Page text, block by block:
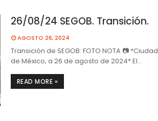
26/08/24 SEGOB. Transición.
AGOSTO 26, 2024
Transición de SEGOB: FOTO NOTA 📷 *Ciudad
de México, a 26 de agosto de 2024* El…
READ MORE »